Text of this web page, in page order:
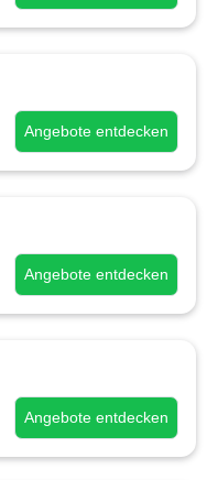
Angebote entdecken
Angebote entdecken
Angebote entdecken